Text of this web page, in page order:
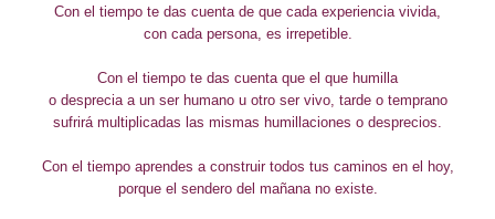
Con el tiempo te das cuenta de que cada experiencia vivida,
con cada persona, es irrepetible.
Con el tiempo te das cuenta que el que humilla
o desprecia a un ser humano u otro ser vivo, tarde o temprano
sufrirá multiplicadas las mismas humillaciones o desprecios.
Con el tiempo aprendes a construir todos tus caminos en el hoy,
porque el sendero del mañana no existe.